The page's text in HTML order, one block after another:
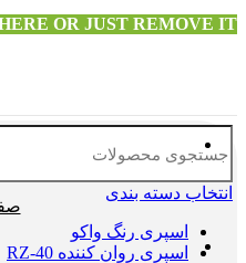
OR JUST REMOVE IT…
انتخاب دسته بندی
اسپری رنگ واکو
اسپری روان کننده RZ-40